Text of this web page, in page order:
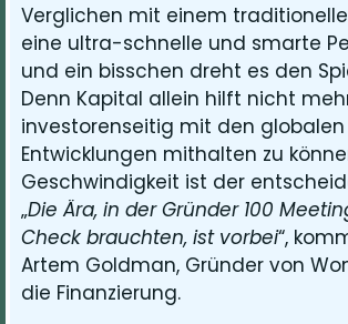
Verglichen mit einem
eine ultra-schnelle und smarte
und ein bisschen dreht es den
Denn Kapital allein hilft nicht
investorenseitig mit den globalen
Entwicklungen mithalten zu
Geschwindigkeit ist der
„Die Ära, in der Gründer 100
Check brauchten, ist vorbei“,
Artem Goldman, Gründer von
die Finanzierung.